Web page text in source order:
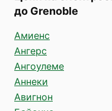
до Grenoble
Амиенс
Ангерс
Ангоулеме
Аннеки
Авигнон